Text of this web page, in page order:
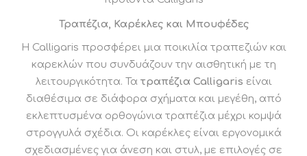
Τραπέζια, Καρέκλες και Μπουφέδες
Η Calligaris προσφέρει μια ποικιλία τραπεζιών και
καρεκλών που συνδυάζουν την αισθητική με τη
λειτουργικότητα. Τα τραπέζια Calligaris είναι
διαθέσιμα σε διάφορα σχήματα και μεγέθη, από
εκλεπτυσμένα ορθογώνια τραπέζια μέχρι κομψά
στρογγυλά σχέδια. Οι καρέκλες είναι εργονομικά
σχεδιασμένες για άνεση και στυλ, με επιλογές σε